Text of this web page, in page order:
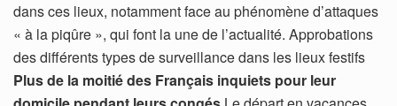
dans ces lieux, notamment face au phénomène d’attaques
« à la piqûre », qui font la une de l’actualité. Approbations
des différents types de surveillance dans les lieux festifs
Plus de la moitié des Français inquiets pour leur